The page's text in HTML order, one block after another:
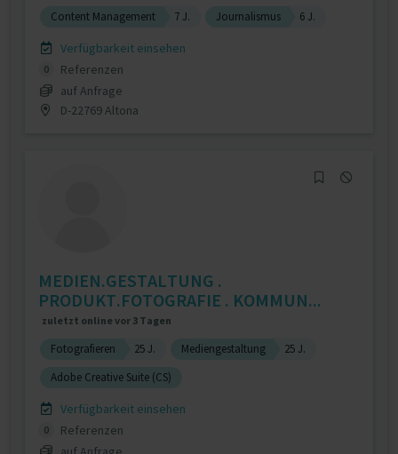
Content Management 7 J. Journalismus 6 J.
Verfügbarkeit einsehen
0
Referenzen
auf Anfrage
D-22769 Altona
MEDIEN.GESTALTUNG .
PRODUKT.FOTOGRAFIE . KOMMUN...
zuletzt online vor 3 Tagen
Fotografieren 25 J. Mediengestaltung
25 J.
Adobe Creative Suite (CS)
Verfügbarkeit einsehen
0
Referenzen